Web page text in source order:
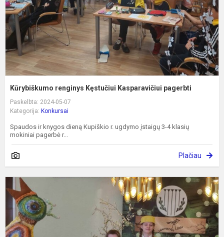
Kūrybiškumo renginys Kęstučiui Kasparavičiui pagerbti
Paskelbta: 2024-05-07
Kategorija: Konkursai
Spaudos ir knygos dieną Kupiškio r. ugdymo įstaigų 3-4 klasių
mokiniai pagerbė r...
Plačiau